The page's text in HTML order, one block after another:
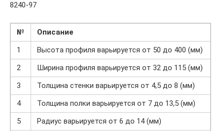
8240-97
№
Описание
1
Высота профиля варьируется от 50 до 400 (мм)
2
Ширина профиля варьируется от 32 до 115 (мм)
3
Толщина стенки варьируется от 4,5 до 8 (мм)
4
Толщина полки варьируется от 7 до 13,5 (мм)
5
Радиус варьируется от 6 до 14 (мм)